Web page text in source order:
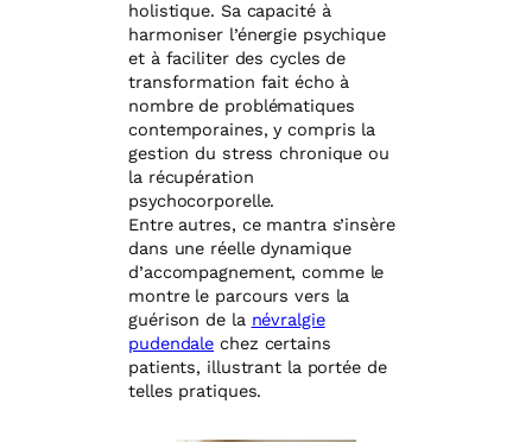
holistique. Sa capacité à
harmoniser l’énergie psychique
et à faciliter des cycles de
transformation fait écho à
nombre de problématiques
contemporaines, y compris la
gestion du stress chronique ou
la récupération
psychocorporelle.
Entre autres, ce mantra s’insère
dans une réelle dynamique
d’accompagnement, comme le
montre le parcours vers la
guérison de la névralgie
pudendale chez certains
patients, illustrant la portée de
telles pratiques.